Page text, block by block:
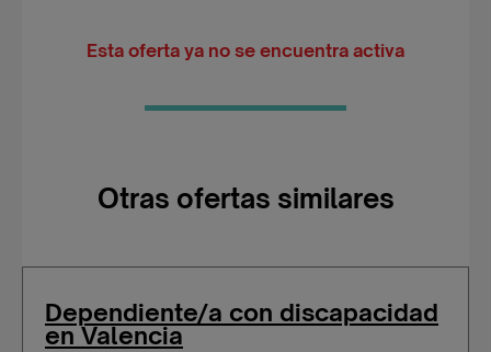
Esta oferta ya no se encuentra activa
Otras ofertas similares
Dependiente/a con discapacidad
en Valencia